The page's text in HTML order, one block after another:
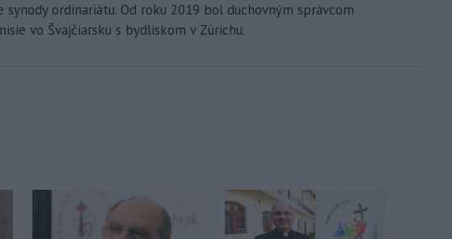
ordinariátu. Od roku 2019 bol duchovným správcom
vo Švajčiarsku s bydliskom v Zürichu.